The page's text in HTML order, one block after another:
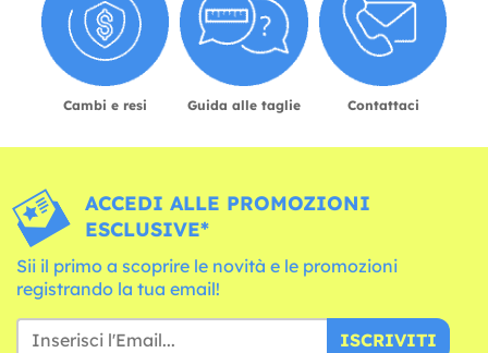
Cambi e resi Guida alle taglie Contattaci
ACCEDI ALLE PROMOZIONI
ESCLUSIVE*
Sii il primo a scoprire le novità e le promozioni
registrando la tua email!
ISCRIVITI